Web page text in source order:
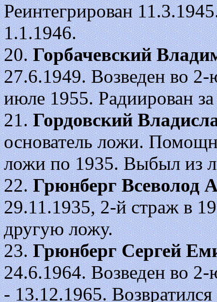
Реинтегрирован
1.1.1946.
20.Горбачевский
27.6.1949. Возведен во
июле 1955. Радиирован
21.Гордовский
основатель ложи.
ложи по 1935. Выбыл из
22.Грюнберг Всеволод
29.11.1935, 2-й страж в
другую ложу.
23.Грюнберг Сергей
24.6.1964. Возведен во
- 13.12.1965.